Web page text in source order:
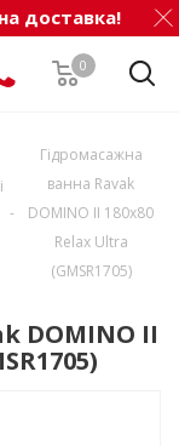
доставка!
0
-
Гідромасажна
ванна Ravak
DOMINO II 180х80
Relax Ultra
(GMSR1705)
DOMINO II